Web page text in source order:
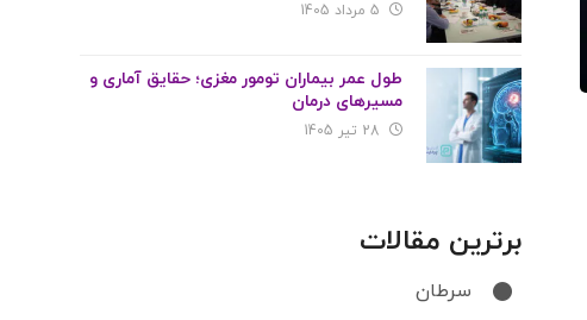
5 مرداد 1405
طول عمر بیماران تومور مغزی؛ حقایق آماری و
مسیرهای درمان
28 تیر 1405
برترین مقالات
سرطان